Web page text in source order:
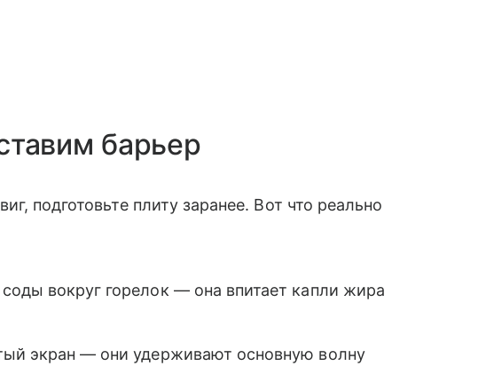
барьер
подготовьте плиту заранее. Вот что реально
вокруг горелок — она впитает капли жира
экран — они удерживают основную волну